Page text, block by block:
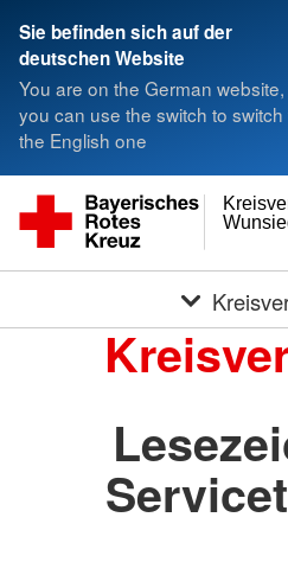
Sie befinden sich auf der
deutschen Website
You are on the German website,
you can use the switch to switch
the English one